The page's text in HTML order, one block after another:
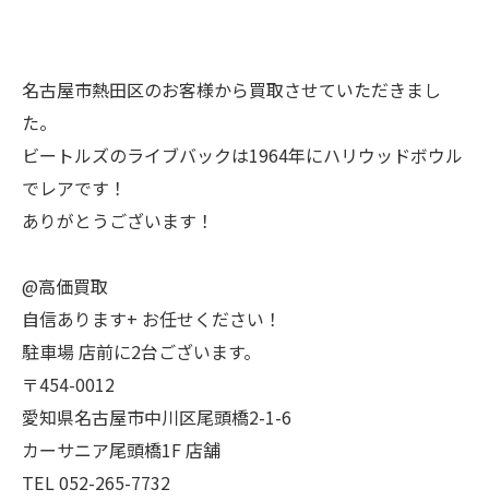
名古屋市熱田区のお客様から買取させていただきまし
た。
ビートルズのライブバックは1964年にハリウッドボウル
でレアです！
ありがとうございます！
@高価買取
自信あります+ お任せください！
駐車場 店前に2台ございます。
〒454-0012
愛知県名古屋市中川区尾頭橋2-1-6
カーサニア尾頭橋1F 店舗
TEL 052-265-7732